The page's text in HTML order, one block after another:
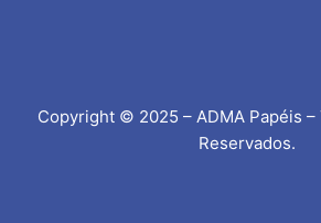
Copyright © 2025 – ADMA Papéis
Reservados.